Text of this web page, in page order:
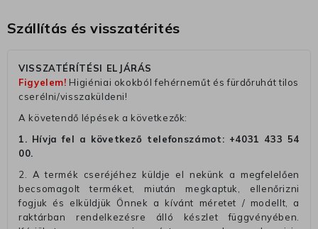
Szállítás és visszatérités
VISSZATÉRÍTÉSI ELJÁRÁS
Figyelem! Higiéniai okokból fehérneműt és fürdőruhát tilos
cserélni/visszaküldeni!
A követendő lépések a következők:
1. Hívja fel a következő telefonszámot: +4031 433 54
00.
2. A termék cseréjéhez küldje el nekünk a megfelelően
becsomagolt terméket, miután megkaptuk, ellenőrizni
fogjuk és elküldjük Önnek a kívánt méretet / modellt, a
raktárban rendelkezésre álló készlet függvényében.